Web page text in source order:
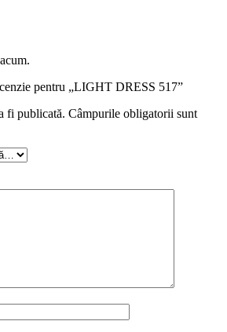
pentru „LIGHT DRESS 517”
fi publicată. Câmpurile obligatorii sunt